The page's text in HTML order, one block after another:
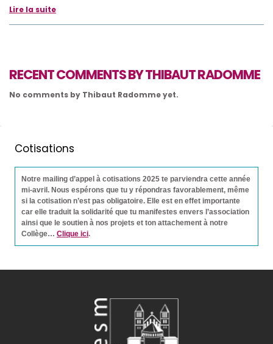
Lire la suite
RECENT COMMENTS BY THIBAUT RADOMME
No comments by Thibaut Radomme yet.
Cotisations
Notre mailing d’appel à cotisations 2025 te parviendra cette année
mi-avril. Nous espérons que tu y répondras favorablement, même
si la cotisation n’est pas obligatoire. Elle est en effet importante
car elle traduit la solidarité que tu manifestes envers l’association
ainsi que le soutien à nos projets et ton attachement à notre
Collège… Clique ici.